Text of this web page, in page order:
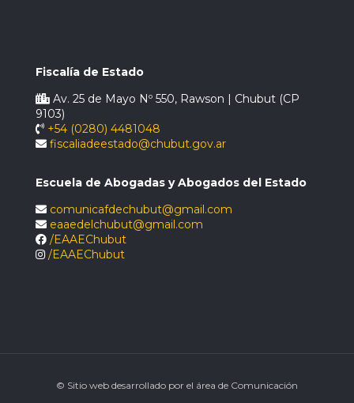
Fiscalía de Estado
Av. 25 de Mayo Nº 550, Rawson | Chubut (CP
9103)
+54 (0280) 4481048
fiscaliadeestado@chubut.gov.ar
Escuela de Abogadas y Abogados del Estado
comunicafdechubut@gmail.com
eaaedelchubut@gmail.com
/EAAEChubut
/EAAEChubut
© Sitio web desarrollado por el área de Comunicación